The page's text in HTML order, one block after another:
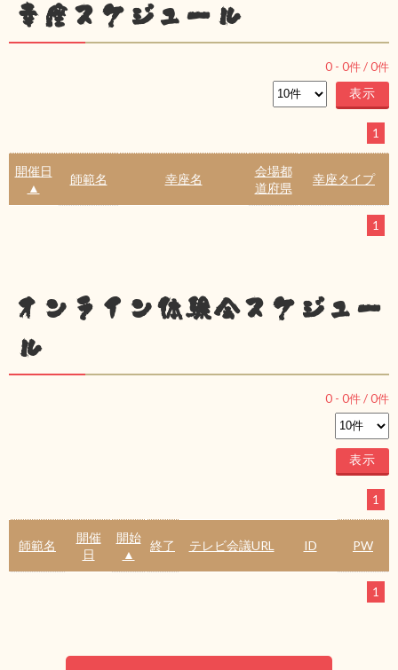
幸座スケジュール
0 - 0件 /0件
1
開催日
▲
師範名 幸座名
会場都
道府県
幸座タイプ
1
オンライン体験会スケジュー
ル
0 - 0件 /0件
1
師範名
開催
日
開始
▲
終了 テレビ会議URL ID PW
1